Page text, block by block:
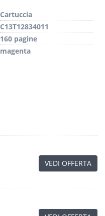
Cartuccia
C13T12834011
160 pagine
magenta
VEDI OFFERTA